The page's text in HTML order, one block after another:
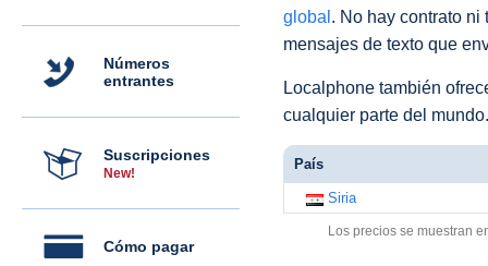
Números
entrantes
Suscripciones
New!
Cómo pagar
global . No hay contrato ni
mensajes de texto que
Localphone también
cualquier parte del mundo.
País
Siria
Los precios se muestran